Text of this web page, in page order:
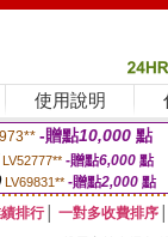
使用說明
-贈點10,000 點
LV52777** -贈點6,000點
LV69831** -贈點2,000點
排行│ 一對多收費排序